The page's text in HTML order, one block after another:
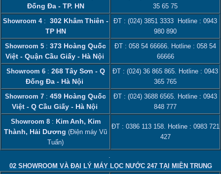
Đống Đa - TP. HN
35 65 75
Showroom 4 : 302 Khâm Thiên -
TP HN
ĐT : (024) 3851 3333 Hotline : 0943
980 890
Showroom 5 : 373 Hoàng Quốc
Việt - Quận Cầu Giấy - Hà Nội
ĐT : 058 54 66666 . Hotline : 058 54
66666
Showroom 6 : 268 Tây Sơn - Q
Đống Đa - Hà Nội
ĐT : (024) 36 865 865 . Hotline : 0943
365 765
Showroom 7 : 459 Hoàng Quốc
Việt - Q Cầu Giấy - Hà Nội
ĐT : (024) 3688 6565 . Hotline : 0943
848 777
Showroom 8 : Kim Anh, Kim
Thành, Hải Dương (Điện máy Vũ
Tuấn)
ĐT : 0386 113 158‬. Hotline : 0983 721
427
02 SHOWROOM VÀ ĐẠI LÝ MÁY LỌC NƯỚC 247 TẠI MIỀN TRUNG